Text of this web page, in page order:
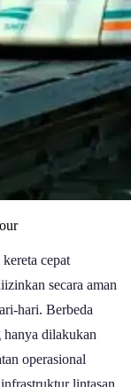
cepat
secara aman
hari. Berbeda
hanya dilakukan
operasional
lintasan,